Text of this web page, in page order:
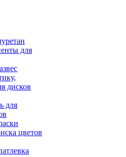
для
дисков
для
цветов